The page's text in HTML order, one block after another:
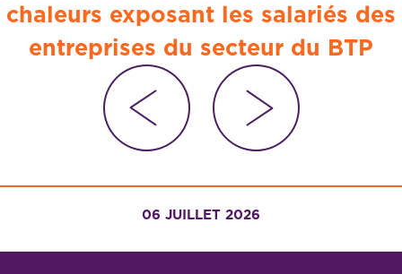
chaleurs exposant les salariés des
entreprises du secteur du BTP
06 JUILLET 2026